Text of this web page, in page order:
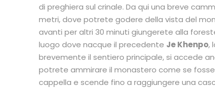
di preghiera sul crinale. Da qui una breve
metri, dove potrete godere della vista del
avanti per altri 30 minuti giungerete alla
luogo dove nacque il precedente Je Khenpo,
brevemente il sentiero principale, si accede
potrete ammirare il monastero come se
cappella e scende fino a raggiungere una